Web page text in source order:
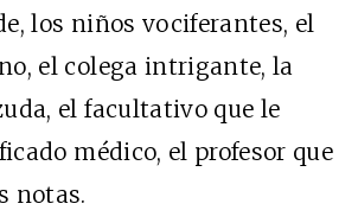
los niños vociferantes, el
el colega intrigante, la
el facultativo que le
médico, el profesor que
notas.